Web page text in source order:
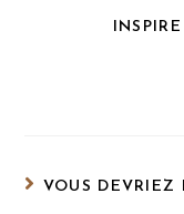
VOUS DEVRIEZ